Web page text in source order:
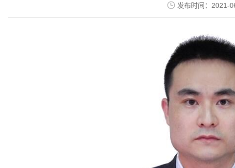
发布时间：2021-